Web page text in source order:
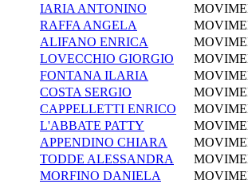
IARIA ANTONINO
RAFFA ANGELA
ALIFANO ENRICA
LOVECCHIO GIORGIO
FONTANA ILARIA
COSTA SERGIO
CAPPELLETTI ENRICO
L'ABBATE PATTY
APPENDINO CHIARA
TODDE ALESSANDRA
MORFINO DANIELA